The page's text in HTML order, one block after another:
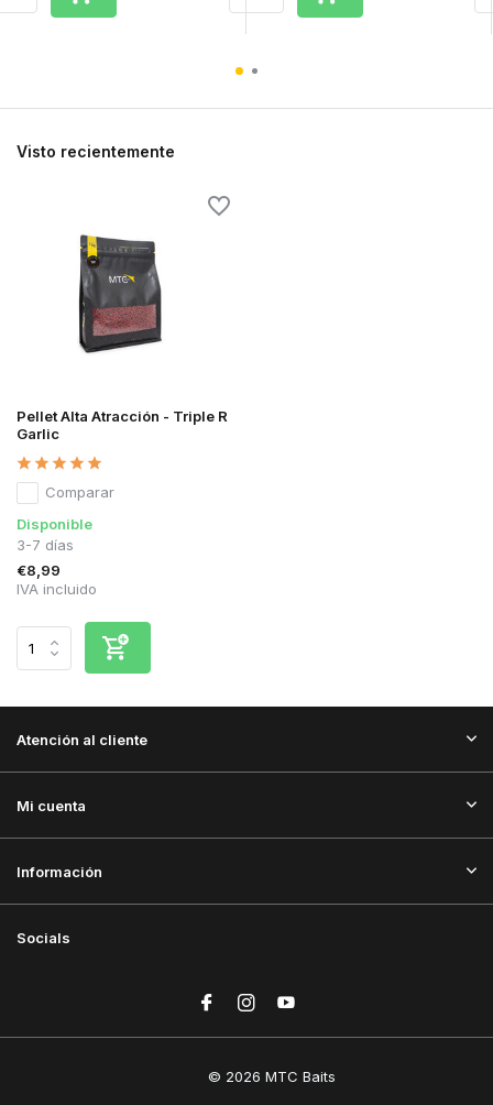
Visto recientemente
Pellet Alta Atracción - Triple R
Garlic
Comparar
Disponible
3-7 días
€8,99
IVA incluido
Atención al cliente
Mi cuenta
Información
Socials
© 2026 MTC Baits